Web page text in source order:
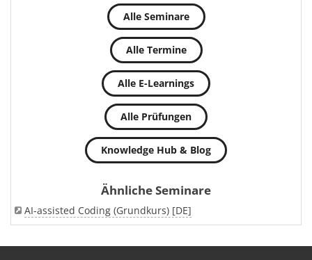
Alle Seminare
Alle Termine
Alle E-Learnings
Alle Prüfungen
Knowledge Hub & Blog
Ähnliche Seminare
AI-assisted Coding (Grundkurs) [DE]